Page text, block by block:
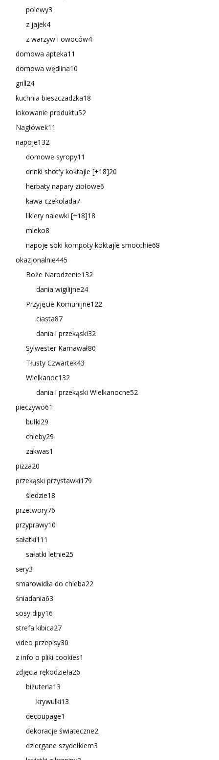
polewy3
z jajek4
z warzyw i owoców4
domowa apteka11
domowa wędlina10
grill24
kuchnia bieszczadzka18
lokowanie produktu52
Nagłówek11
napoje132
domowe syropy11
drinki shot'y koktajle [+18]20
herbaty napary ziołowe6
kawa czekolada7
likiery nalewki [+18]18
mleko8
napoje soki kompoty koktajle smoothie68
okazjonalnie445
Boże Narodzenie132
dania wigilijne24
Przyjęcie Komunijne122
ciasta87
dania i przekąski32
Sylwester Karnawał80
Tłusty Czwartek43
Wielkanoc132
dania i przekąski Wielkanocne52
pieczywo61
bułki29
chleby29
zakwas1
pizza20
przekąski przystawki179
śledzie18
przetwory76
przyprawy10
sałatki111
sałatki letnie25
sery3
smarowidła do chleba22
śniadania63
sosy dipy16
strefa kibica27
video przepisy30
z info o pliki cookies1
zdjęcia rękodzieła26
biżuteria13
krywulki13
decoupage1
dekoracje świateczne2
dziergane szydełkiem3